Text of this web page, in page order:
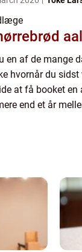
en af de mange
hvornår du
at få booket en
end et år